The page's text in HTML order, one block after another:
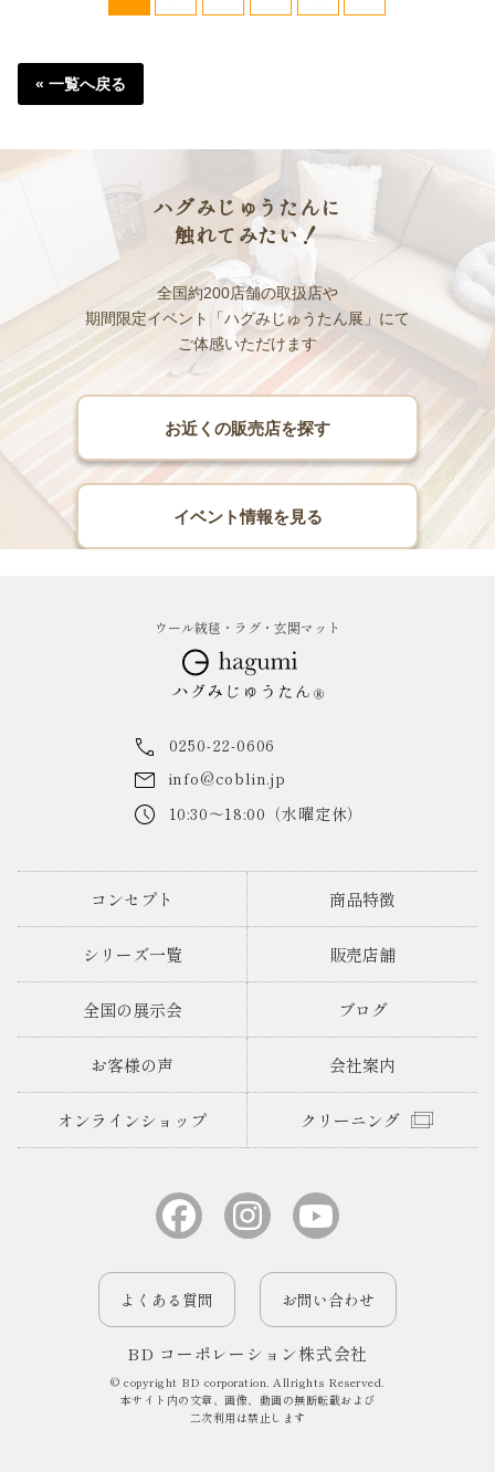
« 一覧へ戻る
ハグみじゅうたんに
触れてみたい！
全国約200店舗の取扱店や
期間限定イベント「ハグみじゅうたん展」にて
ご体感いただけます
お近くの販売店を探す
イベント情報を見る
ウール絨毯・ラグ・玄関マット
0250-22-0606
info@coblin.jp
10:30～18:00（水曜定休）
コンセプト 商品特徴
シリーズ一覧 販売店舗
全国の展示会 ブログ
お客様の声 会社案内
オンラインショップ クリーニング
よくある質問 お問い合わせ
BD コーポレーション株式会社
© copyright BD corporation. Allrights Reserved.
本サイト内の文章、画像、動画の無断転載および
二次利用は禁止します